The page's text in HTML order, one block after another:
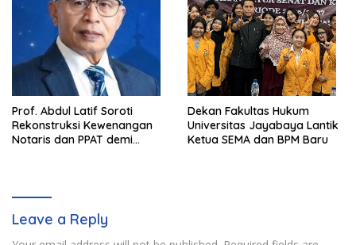
Prof. Abdul Latif Soroti
Rekonstruksi Kewenangan
Notaris dan PPAT demi
Dekan Fakultas Hukum
Universitas Jayabaya Lantik
Ketua SEMA dan BPM Baru
Leave a Reply